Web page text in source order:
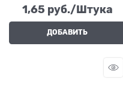
1,65 руб./Штука
ДОБАВИТЬ